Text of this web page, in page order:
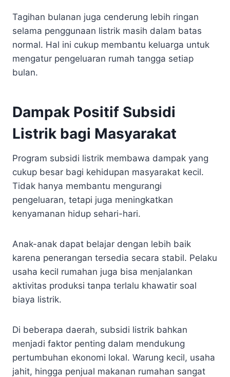
Tagihan bulanan juga cenderung lebih ringan
selama penggunaan listrik masih dalam batas
normal. Hal ini cukup membantu keluarga untuk
mengatur pengeluaran rumah tangga setiap
bulan.
Dampak Positif Subsidi
Listrik bagi Masyarakat
Program subsidi listrik membawa dampak yang
cukup besar bagi kehidupan masyarakat kecil.
Tidak hanya membantu mengurangi
pengeluaran, tetapi juga meningkatkan
kenyamanan hidup sehari-hari.
Anak-anak dapat belajar dengan lebih baik
karena penerangan tersedia secara stabil. Pelaku
usaha kecil rumahan juga bisa menjalankan
aktivitas produksi tanpa terlalu khawatir soal
biaya listrik.
Di beberapa daerah, subsidi listrik bahkan
menjadi faktor penting dalam mendukung
pertumbuhan ekonomi lokal. Warung kecil, usaha
jahit, hingga penjual makanan rumahan sangat